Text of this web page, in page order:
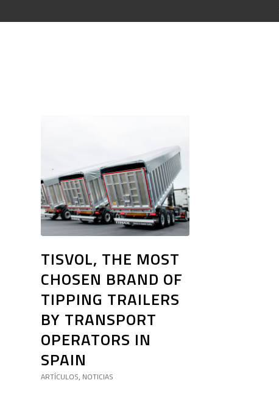
TISVOL, THE MOST
CHOSEN BRAND OF
TIPPING TRAILERS
BY TRANSPORT
OPERATORS IN
SPAIN
ARTÍCULOS, NOTICIAS